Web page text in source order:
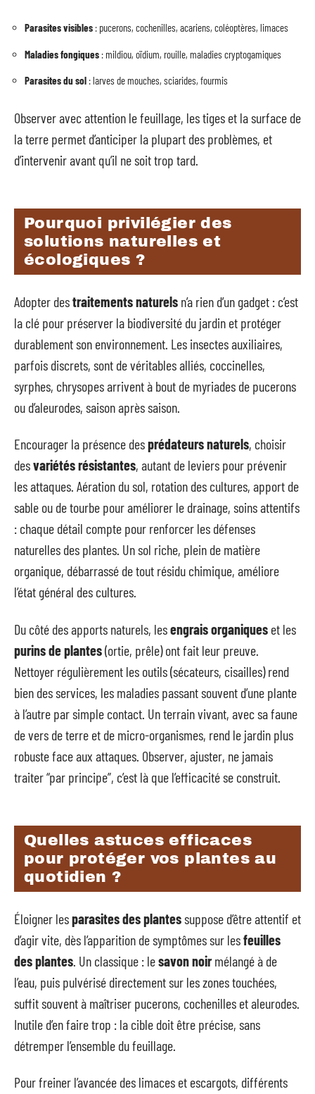
Parasites visibles : pucerons, cochenilles, acariens, coléoptères, limaces
Maladies fongiques : mildiou, oïdium, rouille, maladies cryptogamiques
Parasites du sol : larves de mouches, sciarides, fourmis
Observer avec attention le feuillage, les tiges et la surface de
la terre permet d’anticiper la plupart des problèmes, et
d’intervenir avant qu’il ne soit trop tard.
Pourquoi privilégier des
solutions naturelles et
écologiques ?
Adopter destraitements naturels n’a rien d’un gadget : c’est
la clé pour préserver la biodiversité du jardin et protéger
durablement son environnement. Les insectes auxiliaires,
parfois discrets, sont de véritables alliés, coccinelles,
syrphes, chrysopes arrivent à bout de myriades de pucerons
ou d’aleurodes, saison après saison.
Encourager la présence desprédateurs naturels, choisir
desvariétés résistantes, autant de leviers pour prévenir
les attaques. Aération du sol, rotation des cultures, apport de
sable ou de tourbe pour améliorer le drainage, soins attentifs
: chaque détail compte pour renforcer les défenses
naturelles des plantes. Un sol riche, plein de matière
organique, débarrassé de tout résidu chimique, améliore
l’état général des cultures.
Du côté des apports naturels, lesengrais organiques et les
purins de plantes(ortie, prêle) ont fait leur preuve.
Nettoyer régulièrement les outils (sécateurs, cisailles) rend
bien des services, les maladies passant souvent d’une plante
à l’autre par simple contact. Un terrain vivant, avec sa faune
de vers de terre et de micro-organismes, rend le jardin plus
robuste face aux attaques. Observer, ajuster, ne jamais
traiter “par principe”, c’est là que l’efficacité se construit.
Quelles astuces efficaces
pour protéger vos plantes au
quotidien ?
Éloigner lesparasites des plantessuppose d’être attentif et
d’agir vite, dès l’apparition de symptômes sur lesfeuilles
des plantes . Un classique : lesavon noirmélangé à de
l’eau, puis pulvérisé directement sur les zones touchées,
suffit souvent à maîtriser pucerons, cochenilles et aleurodes.
Inutile d’en faire trop : la cible doit être précise, sans
détremper l’ensemble du feuillage.
Pour freiner l’avancée des limaces et escargots, différents